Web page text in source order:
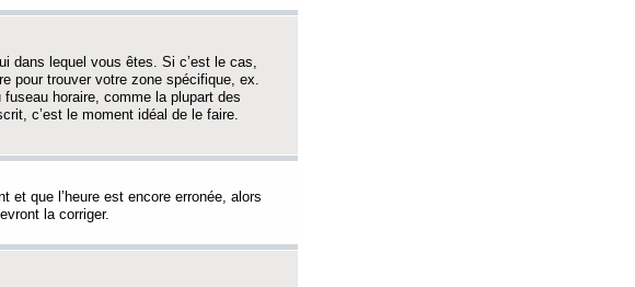
dans lequel vous êtes. Si c’est le cas,
pour trouver votre zone spécifique, ex.
horaire, comme la plupart des
c’est le moment idéal de le faire.
et que l’heure est encore erronée, alors
la corriger.